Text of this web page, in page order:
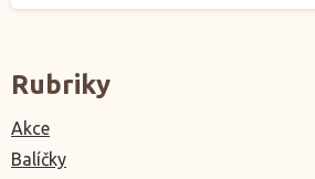
Rubriky
Akce
Balíčky